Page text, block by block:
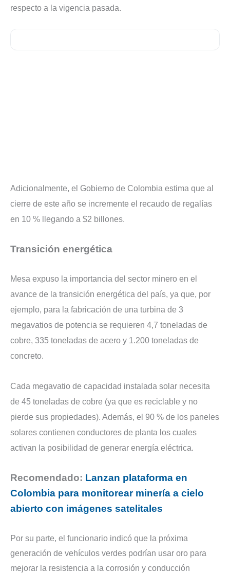
respecto a la vigencia pasada.
Adicionalmente, el Gobierno de Colombia estima que al
cierre de este año se incremente el recaudo de regalías
en 10 % llegando a $2 billones.
Transición energética
Mesa expuso la importancia del sector minero en el
avance de la transición energética del país, ya que, por
ejemplo, para la fabricación de una turbina de 3
megavatios de potencia se requieren 4,7 toneladas de
cobre, 335 toneladas de acero y 1.200 toneladas de
concreto.
Cada megavatio de capacidad instalada solar necesita
de 45 toneladas de cobre (ya que es reciclable y no
pierde sus propiedades). Además, el 90 % de los paneles
solares contienen conductores de planta los cuales
activan la posibilidad de generar energía eléctrica.
Recomendado: Lanzan plataforma en
Colombia para monitorear minería a cielo
abierto con imágenes satelitales
Por su parte, el funcionario indicó que la próxima
generación de vehículos verdes podrían usar oro para
mejorar la resistencia a la corrosión y conducción